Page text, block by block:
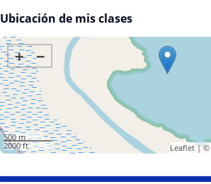
Ubicación de mis clases
+ −
500 m
2000 ft
Leaflet| ©